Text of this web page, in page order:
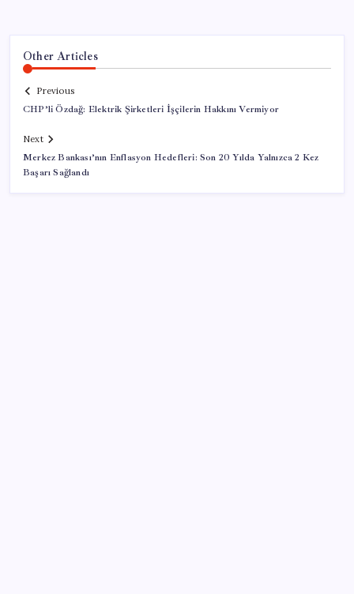
Other Articles
Previous
CHP’li Özdağ: Elektrik Şirketleri İşçilerin Hakkını Vermiyor
Next
Merkez Bankası’nın Enflasyon Hedefleri: Son 20 Yılda Yalnızca 2 Kez
Başarı Sağlandı